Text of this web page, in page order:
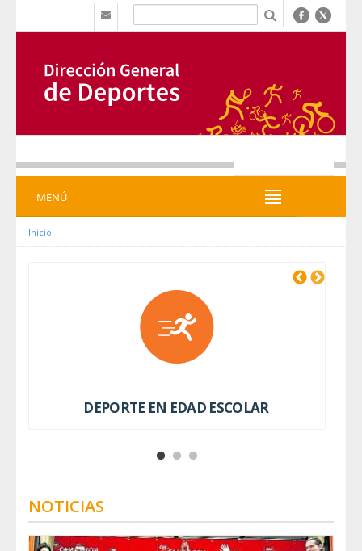
Hyppää sisältöön
MENÚ
Inicio
DEPORTE EN EDAD ESCOLAR
Previous
NOTICIAS